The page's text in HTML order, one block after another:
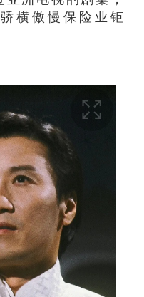
横傲慢保险业钜